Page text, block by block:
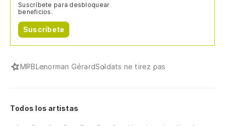
Suscríbete para desbloquear
beneficios.
Suscríbete
MPBLenorman GérardSoldats ne tirez pas
Todos los artistas